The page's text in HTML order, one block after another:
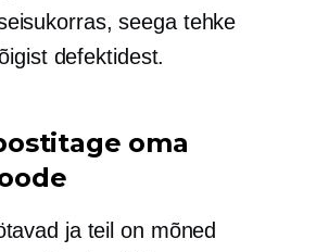
seega tehke
defektidest.
oma
ja teil on mõned